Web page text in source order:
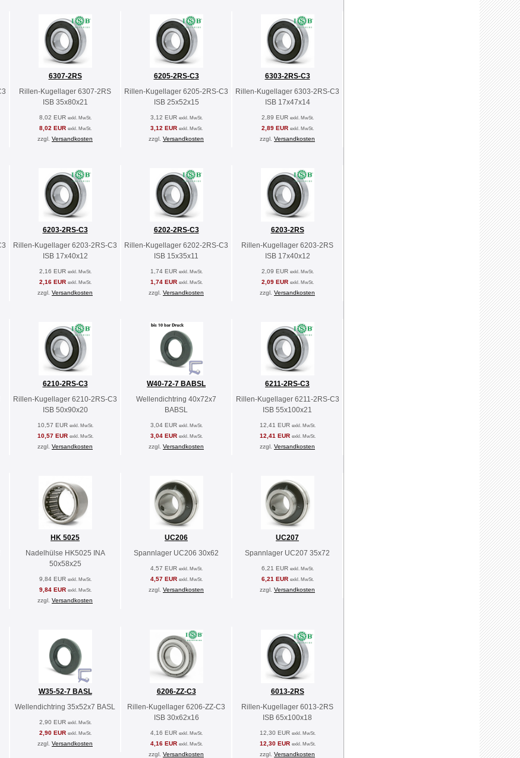
6307-2RS
Rillen-Kugellager 6307-2RS
ISB 35x80x21
8,02 EUR exkl. MwSt.
8,02 EUR exkl. MwSt.
zzgl. Versandkosten
6205-2RS-C3
Rillen-Kugellager 6205-2RS-C3
ISB 25x52x15
3,12 EUR exkl. MwSt.
3,12 EUR exkl. MwSt.
zzgl. Versandkosten
6303-2RS-C3
Rillen-Kugellager 6303-2RS-C3
ISB 17x47x14
2,89 EUR exkl. MwSt.
2,89 EUR exkl. MwSt.
zzgl. Versandkosten
6203-2RS-C3
Rillen-Kugellager 6203-2RS-C3
ISB 17x40x12
2,16 EUR exkl. MwSt.
2,16 EUR exkl. MwSt.
zzgl. Versandkosten
6202-2RS-C3
Rillen-Kugellager 6202-2RS-C3
ISB 15x35x11
1,74 EUR exkl. MwSt.
1,74 EUR exkl. MwSt.
zzgl. Versandkosten
6203-2RS
Rillen-Kugellager 6203-2RS
ISB 17x40x12
2,09 EUR exkl. MwSt.
2,09 EUR exkl. MwSt.
zzgl. Versandkosten
6210-2RS-C3
Rillen-Kugellager 6210-2RS-C3
ISB 50x90x20
10,57 EUR exkl. MwSt.
10,57 EUR exkl. MwSt.
zzgl. Versandkosten
W40-72-7 BABSL
Wellendichtring 40x72x7
BABSL
3,04 EUR exkl. MwSt.
3,04 EUR exkl. MwSt.
zzgl. Versandkosten
6211-2RS-C3
Rillen-Kugellager 6211-2RS-C3
ISB 55x100x21
12,41 EUR exkl. MwSt.
12,41 EUR exkl. MwSt.
zzgl. Versandkosten
HK 5025
Nadelhülse HK5025 INA
50x58x25
9,84 EUR exkl. MwSt.
9,84 EUR exkl. MwSt.
zzgl. Versandkosten
UC206
Spannlager UC206 30x62
4,57 EUR exkl. MwSt.
4,57 EUR exkl. MwSt.
zzgl. Versandkosten
UC207
Spannlager UC207 35x72
6,21 EUR exkl. MwSt.
6,21 EUR exkl. MwSt.
zzgl. Versandkosten
W35-52-7 BASL
Wellendichtring 35x52x7 BASL
2,90 EUR exkl. MwSt.
2,90 EUR exkl. MwSt.
zzgl. Versandkosten
6206-ZZ-C3
Rillen-Kugellager 6206-ZZ-C3
ISB 30x62x16
4,16 EUR exkl. MwSt.
4,16 EUR exkl. MwSt.
zzgl. Versandkosten
6013-2RS
Rillen-Kugellager 6013-2RS
ISB 65x100x18
12,30 EUR exkl. MwSt.
12,30 EUR exkl. MwSt.
zzgl. Versandkosten